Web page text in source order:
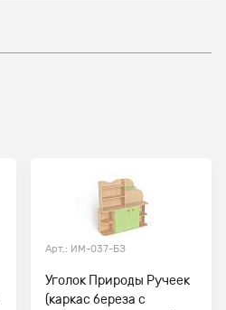
Арт.: ИМ-037-БЗ
Уголок Природы Ручеек
(каркас береза с